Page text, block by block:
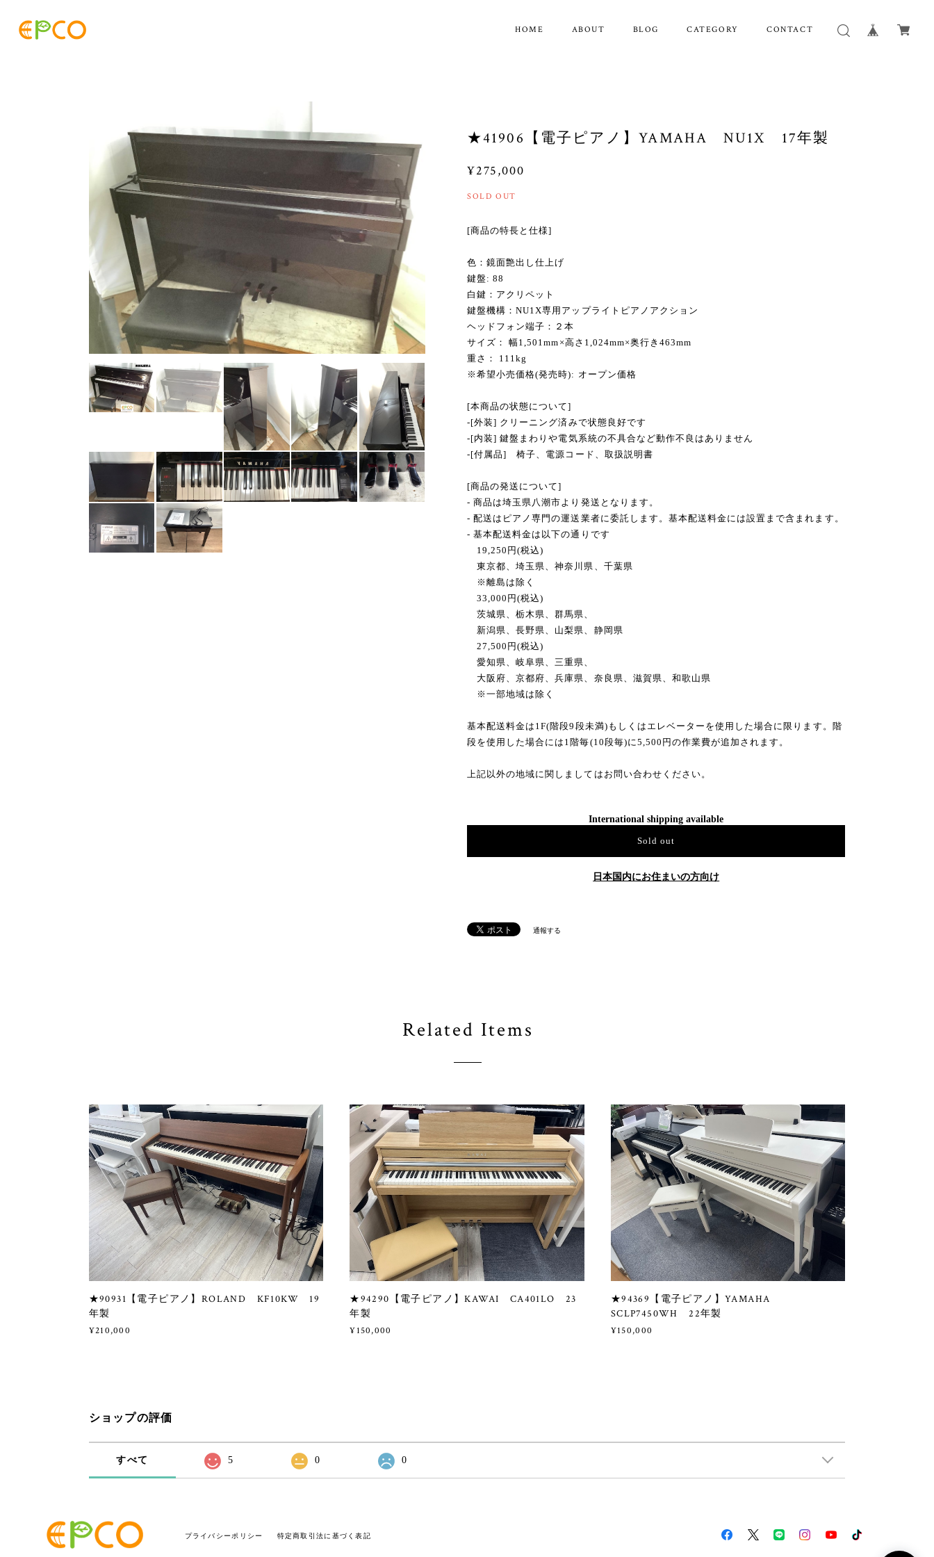
HOME ABOUT BLOG CATEGORY CONTACT
★41906【電子ピアノ】YAMAHA NU1X 17年製
¥275,000
SOLD OUT
[商品の特長と仕様]
色：鏡面艶出し仕上げ
鍵盤: 88
白鍵：アクリペット
鍵盤機構：NU1X専用アップライトピアノアクション
ヘッドフォン端子：２本
サイズ： 幅1,501mm×高さ1,024mm×奥行き463mm
重さ： 111kg
※希望小売価格(発売時): オープン価格
[本商品の状態について]
-[外装] クリーニング済みで状態良好です
-[内装] 鍵盤まわりや電気系統の不具合など動作不良はありません
-[付属品] 椅子、電源コード、取扱説明書
[商品の発送について]
- 商品は埼玉県八潮市より発送となります。
- 配送はピアノ専門の運送業者に委託します。基本配送料金には設置まで含まれます。
- 基本配送料金は以下の通りです
19,250円(税込)
東京都、埼玉県、神奈川県、千葉県
※離島は除く
33,000円(税込)
茨城県、栃木県、群馬県、
新潟県、長野県、山梨県、静岡県
27,500円(税込)
愛知県、岐阜県、三重県、
大阪府、京都府、兵庫県、奈良県、滋賀県、和歌山県
※一部地域は除く
基本配送料金は1F(階段9段未満)もしくはエレベーターを使用した場合に限ります。階
段を使用した場合には1階毎(10段毎)に5,500円の作業費が追加されます。
上記以外の地域に関しましてはお問い合わせください。
International shipping available
Sold out
日本国内にお住まいの方向け
通報する
Related Items
★90931【電子ピアノ】ROLAND KF10KW 19
年製
¥210,000
★94290【電子ピアノ】KAWAI CA401LO 23
年製
¥150,000
★94369【電子ピアノ】YAMAHA
SCLP7450WH 22年製
¥150,000
ショップの評価
すべて 5 0 0
プライバシーポリシー 特定商取引法に基づく表記